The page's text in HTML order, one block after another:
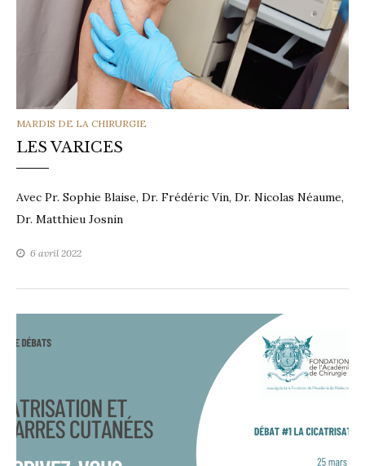
CATEGORIES
MARDIS DE LA CHIRURGIE
LES VARICES
Avec Pr. Sophie Blaise, Dr. Frédéric Vin, Dr. Nicolas Néaume,
Dr. Matthieu Josnin
6 avril 2022